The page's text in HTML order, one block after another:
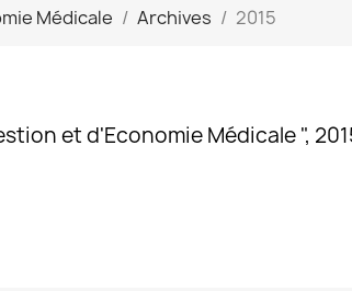
Médicale Archives 2015
et d'Economie Médicale ",